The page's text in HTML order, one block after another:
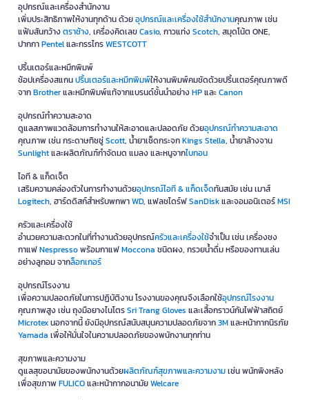
อุปกรณ์และเครื่องสำนักงาน
เพิ่มประสิทธิภาพให้งานทุกด้าน ด้วยอุปกรณ์และเครื่องใช้สำนักงานคุณภาพ เช่น
แฟ้มสันกว้างตราช้าง, เครื่องคิดเลขCasio, กาวแท่งScotch, สมุดโน้ต ONE,
ปากกาPentelและกรรไกรWESTCOTT
ปริ้นเตอร์และหมึกพิมพ์
ช้อปเครื่องสแกนปริ้นเตอร์และหมึกพิมพ์ให้งานพิมพ์คมชัดด้วยปริ้นเตอร์คุณภาพดี
จากBrotherและหมึกพิมพ์แท้จากแบรนด์ชั้นนำอย่างHPและCanon
อุปกรณ์ทำความสะอาด
ดูแลสภาพแวดล้อมการทำงานให้สะอาดและปลอดภัย ด้วยอุปกรณ์ทำความสะอาด
คุณภาพ เช่น กระดาษทิชชู่Scott, น้ำยาเช็ดกระจกKings Stella, น้ำยาล้างจาน
Sunlightและผลิตภัณฑ์กำจัดมด แมลง และหนูจากไบกอน
ไอที & แก็ดเจ็ต
เสริมความคล่องตัวในการทำงานด้วยอุปกรณ์ไอที & แก็ดเจ็ดทันสมัย เช่น เมาส์
Logitech, ฮาร์ดดิสก์สำหรับพกพาWD, แฟลชไดร์ฟSanDiskและจอมอนิเตอร์MSI
ครัวและเครื่องใช้
อำนวยความสะดวกในที่ทำงานด้วยอุปกรณ์ครัวและเครื่องใช้จำเป็น เช่น เครื่องชง
กาแฟNespressoพร้อมกาแฟMoccona ชนิดผง, กรวยน้ำดื่ม หรือของทานเล่น
อย่างลูกอม จากล็อกเกอร์
อุปกรณ์โรงงาน
เพื่อความปลอดภัยในการปฏิบัติงาน โรงงานของคุณจึงเลือกใช้อุปกรณ์โรงงาน
คุณภาพสูง เช่น ถุงมือยางไนโตรSri Trang Gloves และเสื้อกราวน์กันไฟฟ้าสถิตย์
Microtexนอกจากนี้ ยังมีอุปกรณ์สนับสนุนความปลอดภัยจาก3Mและหน้ากากนิรภัย
Yamada เพื่อให้มั่นใจในความปลอดภัยของพนักงานทุกท่าน
สุขภาพและความงาม
ดูแลสุขอนามัยของพนักงานด้วยผลิตภัณฑ์สุขภาพและความงามเช่น พนักพิงหลัง
เพื่อสุขภาพFULICOและหน้ากากอนามัยWelcare